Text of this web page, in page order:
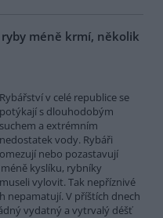
méně krmí, několik
Rybářství v celé republice se
potýkají s dlouhodobým
suchem a extrémním
nedostatek vody. Rybáři
omezují nebo pozastavují
kyslíku, rybníky
vylovit. Tak nepříznivé
nepamatují. V příštích dnech
vydatný a vytrvalý déšť